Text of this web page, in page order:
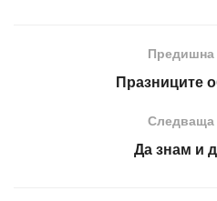
Предишна
Празниците
Следваща
Да знам и